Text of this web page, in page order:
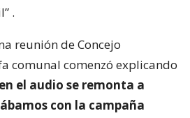
.
reunión de Concejo
comunal comenzó explicando
el audio se remonta a
con la campaña